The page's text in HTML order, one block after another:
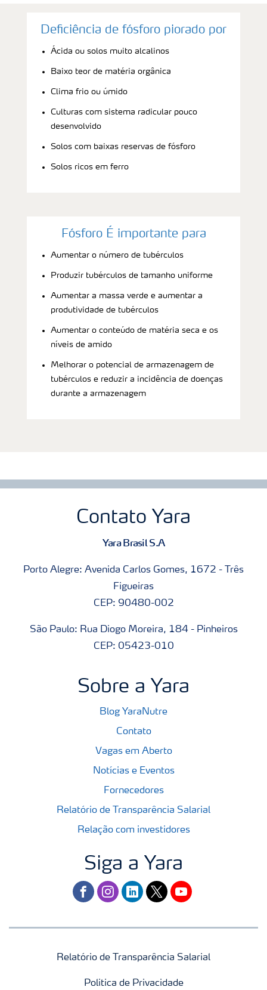
Deficiência de fósforo piorado por
Ácida ou solos muito alcalinos
Baixo teor de matéria orgânica
Clima frio ou úmido
Culturas com sistema radicular pouco
desenvolvido
Solos com baixas reservas de fósforo
Solos ricos em ferro
Fósforo É importante para
Aumentar o número de tubérculos
Produzir tubérculos de tamanho uniforme
Aumentar a massa verde e aumentar a
produtividade de tubérculos
Aumentar o conteúdo de matéria seca e os
níveis de amido
Melhorar o potencial de armazenagem de
tubérculos e reduzir a incidência de doenças
durante a armazenagem
Contato Yara
Yara Brasil S.A
Porto Alegre: Avenida Carlos Gomes, 1672 - Três
Figueiras
CEP: 90480-002
São Paulo: Rua Diogo Moreira, 184 - Pinheiros
CEP: 05423-010
Sobre a Yara
Blog YaraNutre
Contato
Vagas em Aberto
Notícias e Eventos
Fornecedores
Relatório de Transparência Salarial
Relação com investidores
Siga a Yara
facebookinstagram
linkedintwitteryoutube
Relatório de Transparência Salarial
Politica de Privacidade